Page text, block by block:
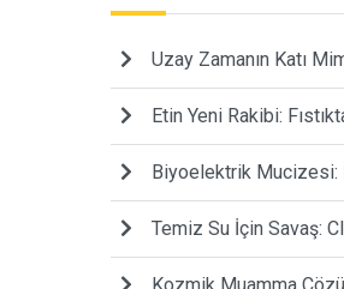
Uzay Zamanın Katı
Etin Yeni Rakibi:
Biyoelektrik Mucizesi:
Temiz Su İçin Savaş: